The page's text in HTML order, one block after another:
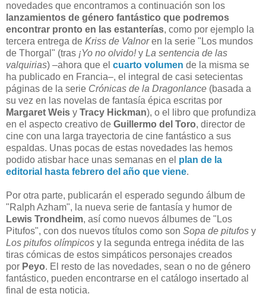
novedades que encontramos a continuación son los
lanzamientos de género fantástico que podremos
encontrar pronto en las estanterías, como por ejemplo la
tercera entrega de Kriss de Valnoren la serie "Los mundos
de Thorgal" (tras ¡Yo no olvido!y La sentencia de las
valquirias) –ahora que el cuarto volumen de la misma se
ha publicado en Francia–, el integral de casi setecientas
páginas de la serie Crónicas de la Dragonlance (basada a
su vez en las novelas de fantasía épica escritas por
Margaret Weis y Tracy Hickman), o el libro que profundiza
en el aspecto creativo de Guillermo del Toro, director de
cine con una larga trayectoria de cine fantástico a sus
espaldas. Unas pocas de estas novedades las hemos
podido atisbar hace unas semanas en el plan de la
editorial hasta febrero del año que viene.
Por otra parte, publicarán el esperado segundo álbum de
"Ralph Azham", la nueva serie de fantasía y humor de
Lewis Trondheim, así como nuevos álbumes de "Los
Pitufos", con dos nuevos títulos como son Sopa de pitufos y
Los pitufos olímpicos y la segunda entrega inédita de las
tiras cómicas de estos simpáticos personajes creados
por Peyo. El resto de las novedades, sean o no de género
fantástico, pueden encontrarse en el catálogo insertado al
final de esta noticia.